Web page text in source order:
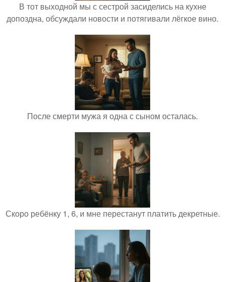
В тот выходной мы с сестрой засиделись на кухне
допоздна, обсуждали новости и потягивали лёгкое вино.
После смерти мужа я одна с сыном осталась.
Скоро ребёнку 1, 6, и мне перестанут платить декретные.